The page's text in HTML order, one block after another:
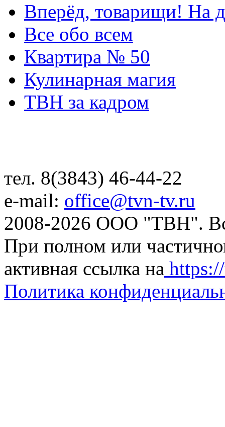
Вперёд, товарищи! На
Все обо всем
Квартира № 50
Кулинарная магия
ТВН за кадром
тел. 8(3843) 46-44-22
e-mail: office@tvn-tv.ru
2008-2026 ООО "ТВН".
При полном или
активная ссылка на
Политика